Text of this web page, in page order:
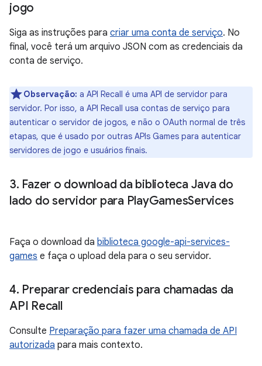
jogo
Siga as instruções para criar uma conta de serviço. No
final, você terá um arquivo JSON com as credenciais da
conta de serviço.
Observação: a API Recall é uma API de servidor para
servidor. Por isso, a API Recall usa contas de serviço para
autenticar o servidor de jogos, e não o OAuth normal de três
etapas, que é usado por outras APIs Games para autenticar
servidores de jogo e usuários finais.
3. Fazer o download da biblioteca Java do
lado do servidor para PlayGamesServices
Faça o download da biblioteca google-api-services-
games e faça o upload dela para o seu servidor.
4. Preparar credenciais para chamadas da
API Recall
Consulte Preparação para fazer uma chamada de API
autorizada para mais contexto.